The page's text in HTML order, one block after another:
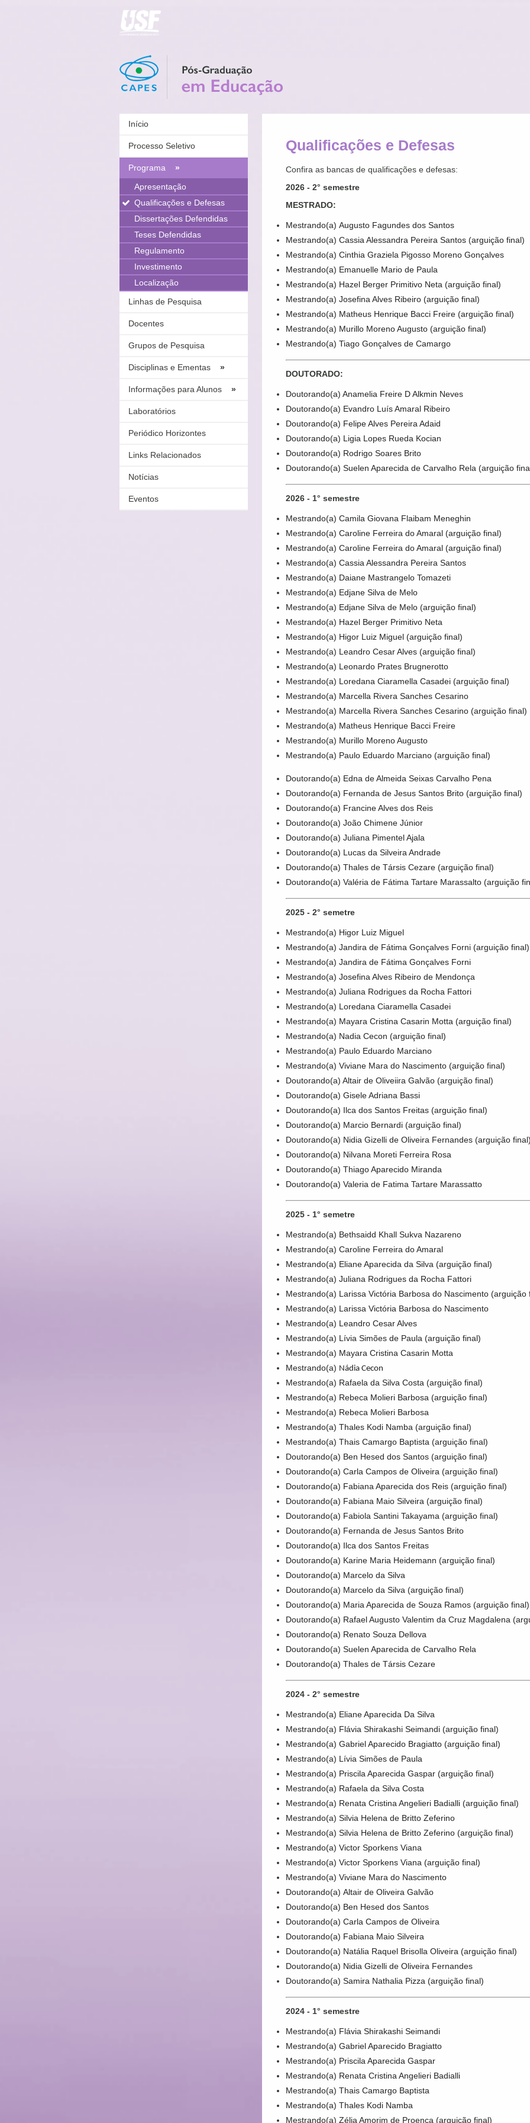
Início
Processo Seletivo
Programa
»
Apresentação
Qualificações e Defesas
Dissertações Defendidas
Teses Defendidas
Regulamento
Investimento
Localização
Linhas de Pesquisa
Docentes
Grupos de Pesquisa
Disciplinas e Ementas »
Informações para Alunos »
Laboratórios
Periódico Horizontes
Links Relacionados
Notícias
Eventos
Qualificações e Defesas
Confira as bancas de qualificações e defesas:
2026 - 2° semestre
MESTRADO:
Mestrando(a) Augusto Fagundes dos Santos
Mestrando(a) Cassia Alessandra Pereira Santos (arguição final)
Mestrando(a) Cinthia Graziela Pigosso Moreno Gonçalves
Mestrando(a) Emanuelle Mario de Paula
Mestrando(a) Hazel Berger Primitivo Neta (arguição final)
Mestrando(a) Josefina Alves Ribeiro (arguição final)
Mestrando(a) Matheus Henrique Bacci Freire (arguição final)
Mestrando(a) Murillo Moreno Augusto (arguição final)
Mestrando(a) Tiago Gonçalves de Camargo
DOUTORADO:
Doutorando(a) Anamelia Freire D Alkmin Neves
Doutorando(a) Evandro Luís Amaral Ribeiro
Doutorando(a) Felipe Alves Pereira Adaid
Doutorando(a) Ligia Lopes Rueda Kocian
Doutorando(a) Rodrigo Soares Brito
Doutorando(a) Suelen Aparecida de Carvalho Rela (arguição
2026 - 1° semestre
Mestrando(a) Camila Giovana Flaibam Meneghin
Mestrando(a) Caroline Ferreira do Amaral (arguição final)
Mestrando(a) Caroline Ferreira do Amaral (arguição final)
Mestrando(a) Cassia Alessandra Pereira Santos
Mestrando(a) Daiane Mastrangelo Tomazeti
Mestrando(a) Edjane Silva de Melo
Mestrando(a) Edjane Silva de Melo (arguição final)
Mestrando(a) Hazel Berger Primitivo Neta
Mestrando(a) Higor Luiz Miguel (arguição final)
Mestrando(a) Leandro Cesar Alves (arguição final)
Mestrando(a) Leonardo Prates Brugnerotto
Mestrando(a) Loredana Ciaramella Casadei (arguição final)
Mestrando(a) Marcella Rivera Sanches Cesarino
Mestrando(a) Marcella Rivera Sanches Cesarino (arguição final)
Mestrando(a) Matheus Henrique Bacci Freire
Mestrando(a) Murillo Moreno Augusto
Mestrando(a) Paulo Eduardo Marciano (arguição final)
Doutorando(a) Edna de Almeida Seixas Carvalho Pena
Doutorando(a) Fernanda de Jesus Santos Brito (arguição final)
Doutorando(a) Francine Alves dos Reis
Doutorando(a) João Chimene Júnior
Doutorando(a) Juliana Pimentel Ajala
Doutorando(a) Lucas da Silveira Andrade
Doutorando(a) Thales de Társis Cezare (arguição final)
Doutorando(a) Valéria de Fátima Tartare Marassalto (arguição
2025 - 2° semetre
Mestrando(a) Higor Luiz Miguel
Mestrando(a) Jandira de Fátima Gonçalves Forni (arguição final)
Mestrando(a) Jandira de Fátima Gonçalves Forni
Mestrando(a) Josefina Alves Ribeiro de Mendonça
Mestrando(a) Juliana Rodrigues da Rocha Fattori
Mestrando(a) Loredana Ciaramella Casadei
Mestrando(a) Mayara Cristina Casarin Motta (arguição final)
Mestrando(a) Nadia Cecon (arguição final)
Mestrando(a) Paulo Eduardo Marciano
Mestrando(a) Viviane Mara do Nascimento (arguição final)
Doutorando(a) Altair de Oliveiira Galvão (arguição final)
Doutorando(a) Gisele Adriana Bassi
Doutorando(a) Ilca dos Santos Freitas (arguição final)
Doutorando(a) Marcio Bernardi (arguição final)
Doutorando(a) Nidia Gizelli de Oliveira Fernandes (arguição
Doutorando(a) Nilvana Moreti Ferreira Rosa
Doutorando(a) Thiago Aparecido Miranda
Doutorando(a) Valeria de Fatima Tartare Marassatto
2025 - 1° semetre
Mestrando(a) Bethsaidd Khall Sukva Nazareno
Mestrando(a) Caroline Ferreira do Amaral
Mestrando(a) Eliane Aparecida da Silva (arguição final)
Mestrando(a) Juliana Rodrigues da Rocha Fattori
Mestrando(a) Larissa Victória Barbosa do Nascimento (arguição
Mestrando(a) Larissa Victória Barbosa do Nascimento
Mestrando(a) Leandro Cesar Alves
Mestrando(a) Lívia Simões de Paula (arguição final)
Mestrando(a) Mayara Cristina Casarin Motta
Mestrando(a) Nádia Cecon
Mestrando(a) Rafaela da Silva Costa (arguição final)
Mestrando(a) Rebeca Molieri Barbosa (arguição final)
Mestrando(a) Rebeca Molieri Barbosa
Mestrando(a) Thales Kodi Namba (arguição final)
Mestrando(a) Thais Camargo Baptista (arguição final)
Doutorando(a) Ben Hesed dos Santos (arguição final)
Doutorando(a) Carla Campos de Oliveira (arguição final)
Doutorando(a) Fabiana Aparecida dos Reis (arguição final)
Doutorando(a) Fabiana Maio Silveira (arguição final)
Doutorando(a) Fabiola Santini Takayama (arguição final)
Doutorando(a) Fernanda de Jesus Santos Brito
Doutorando(a) Ilca dos Santos Freitas
Doutorando(a) Karine Maria Heidemann (arguição final)
Doutorando(a) Marcelo da Silva
Doutorando(a) Marcelo da Silva (arguição final)
Doutorando(a) Maria Aparecida de Souza Ramos (arguição final)
Doutorando(a) Rafael Augusto Valentim da Cruz Magdalena
Doutorando(a) Renato Souza Dellova
Doutorando(a) Suelen Aparecida de Carvalho Rela
Doutorando(a) Thales de Társis Cezare
2024 - 2° semestre
Mestrando(a) Eliane Aparecida Da Silva
Mestrando(a) Flávia Shirakashi Seimandi (arguição final)
Mestrando(a) Gabriel Aparecido Bragiatto (arguição final)
Mestrando(a) Lívia Simões de Paula
Mestrando(a) Priscila Aparecida Gaspar (arguição final)
Mestrando(a) Rafaela da Silva Costa
Mestrando(a) Renata Cristina Angelieri Badialli (arguição final)
Mestrando(a) Silvia Helena de Britto Zeferino
Mestrando(a) Silvia Helena de Britto Zeferino (arguição final)
Mestrando(a) Victor Sporkens Viana
Mestrando(a) Victor Sporkens Viana (arguição final)
Mestrando(a) Viviane Mara do Nascimento
Doutorando(a) Altair de Oliveira Galvão
Doutorando(a) Ben Hesed dos Santos
Doutorando(a) Carla Campos de Oliveira
Doutorando(a) Fabiana Maio Silveira
Doutorando(a) Natália Raquel Brisolla Oliveira (arguição final)
Doutorando(a) Nidia Gizelli de Oliveira Fernandes
Doutorando(a) Samira Nathalia Pizza (arguição final)
2024 - 1° semestre
Mestrando(a) Flávia Shirakashi Seimandi
Mestrando(a) Gabriel Aparecido Bragiatto
Mestrando(a) Priscila Aparecida Gaspar
Mestrando(a) Renata Cristina Angelieri Badialli
Mestrando(a) Thais Camargo Baptista
Mestrando(a) Thales Kodi Namba
Mestrando(a) Zélia Amorim de Proença (arguição final)